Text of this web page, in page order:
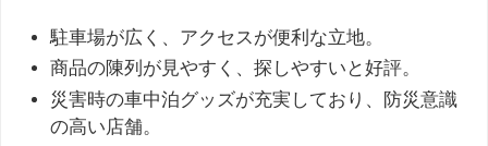
駐車場が広く、アクセスが便利な立地。
商品の陳列が見やすく、探しやすいと好評。
災害時の車中泊グッズが充実しており、防災意識
の高い店舗。